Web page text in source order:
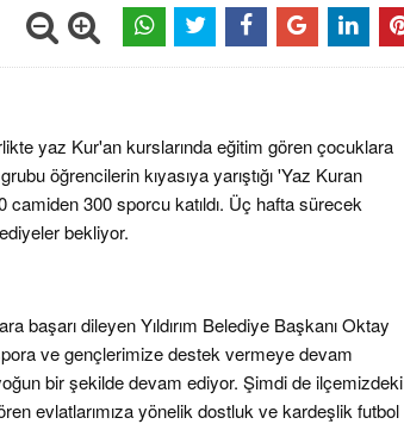
yaz Kur'an kurslarında eğitim gören çocuklara
öğrencilerin kıyasıya yarıştığı 'Yaz Kuran
camiden 300 sporcu katıldı. Üç hafta sürecek
bekliyor.
başarı dileyen Yıldırım Belediye Başkanı Oktay
ve gençlerimize destek vermeye devam
bir şekilde devam ediyor. Şimdi de ilçemizdeki
evlatlarımıza yönelik dostluk ve kardeşlik futbol